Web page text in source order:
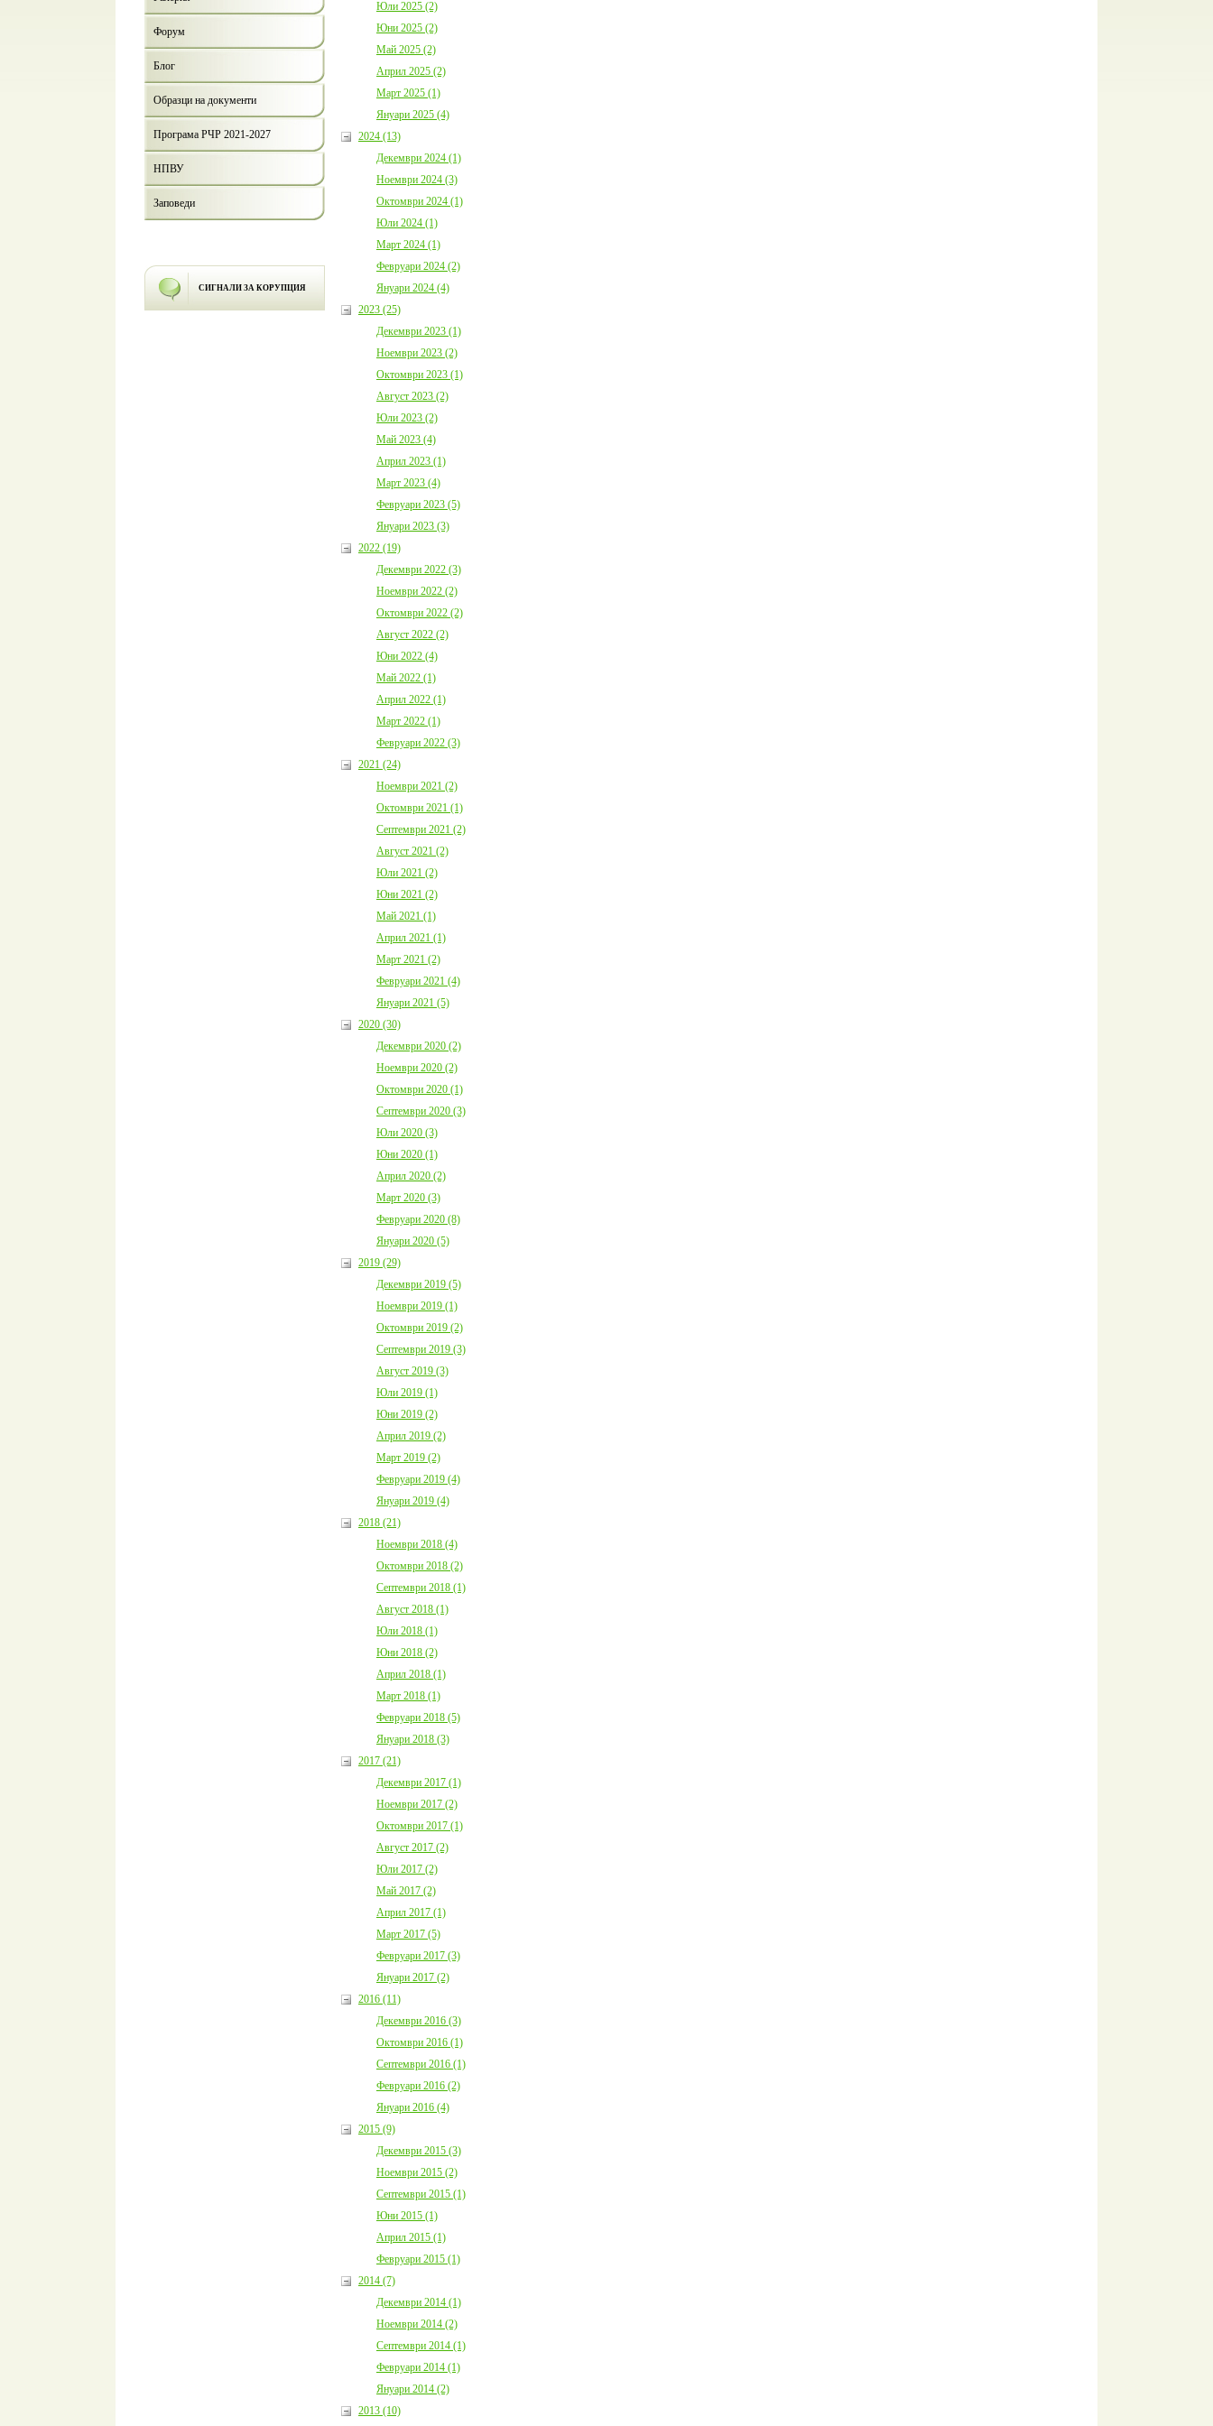
Форум
Блог
Образци на документи
Програма РЧР 2021-2027
НПВУ
Заповеди
СИГНАЛИ ЗА КОРУПЦИЯ
Юли 2025 (2)
Юни 2025 (2)
Май 2025 (2)
Април 2025 (2)
Март 2025 (1)
Януари 2025 (4)
2024 (13)
Декември 2024 (1)
Ноември 2024 (3)
Октомври 2024 (1)
Юли 2024 (1)
Март 2024 (1)
Февруари 2024 (2)
Януари 2024 (4)
2023 (25)
Декември 2023 (1)
Ноември 2023 (2)
Октомври 2023 (1)
Август 2023 (2)
Юли 2023 (2)
Май 2023 (4)
Април 2023 (1)
Март 2023 (4)
Февруари 2023 (5)
Януари 2023 (3)
2022 (19)
Декември 2022 (3)
Ноември 2022 (2)
Октомври 2022 (2)
Август 2022 (2)
Юни 2022 (4)
Май 2022 (1)
Април 2022 (1)
Март 2022 (1)
Февруари 2022 (3)
2021 (24)
Ноември 2021 (2)
Октомври 2021 (1)
Септември 2021 (2)
Август 2021 (2)
Юли 2021 (2)
Юни 2021 (2)
Май 2021 (1)
Април 2021 (1)
Март 2021 (2)
Февруари 2021 (4)
Януари 2021 (5)
2020 (30)
Декември 2020 (2)
Ноември 2020 (2)
Октомври 2020 (1)
Септември 2020 (3)
Юли 2020 (3)
Юни 2020 (1)
Април 2020 (2)
Март 2020 (3)
Февруари 2020 (8)
Януари 2020 (5)
2019 (29)
Декември 2019 (5)
Ноември 2019 (1)
Октомври 2019 (2)
Септември 2019 (3)
Август 2019 (3)
Юли 2019 (1)
Юни 2019 (2)
Април 2019 (2)
Март 2019 (2)
Февруари 2019 (4)
Януари 2019 (4)
2018 (21)
Ноември 2018 (4)
Октомври 2018 (2)
Септември 2018 (1)
Август 2018 (1)
Юли 2018 (1)
Юни 2018 (2)
Април 2018 (1)
Март 2018 (1)
Февруари 2018 (5)
Януари 2018 (3)
2017 (21)
Декември 2017 (1)
Ноември 2017 (2)
Октомври 2017 (1)
Август 2017 (2)
Юли 2017 (2)
Май 2017 (2)
Април 2017 (1)
Март 2017 (5)
Февруари 2017 (3)
Януари 2017 (2)
2016 (11)
Декември 2016 (3)
Октомври 2016 (1)
Септември 2016 (1)
Февруари 2016 (2)
Януари 2016 (4)
2015 (9)
Декември 2015 (3)
Ноември 2015 (2)
Септември 2015 (1)
Юни 2015 (1)
Април 2015 (1)
Февруари 2015 (1)
2014 (7)
Декември 2014 (1)
Ноември 2014 (2)
Септември 2014 (1)
Февруари 2014 (1)
Януари 2014 (2)
2013 (10)